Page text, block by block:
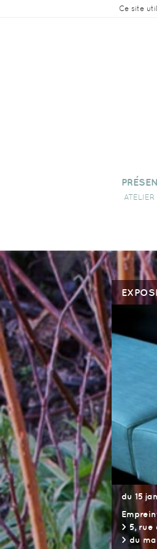
Ce site
du 15
> 5, rue
> du